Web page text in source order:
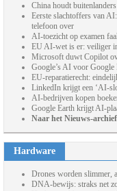
China houdt
Eerste slachtoffers van
telefoon over
AI-toezicht op examen
EU AI-wet is er: veiliger
Microsoft duwt Copilot
Google’s AI voor Google
EU-reparatierecht:
LinkedIn krijgt een ‘AI-
AI-bedrijven kopen
Google Earth krijgt AI-
Naar het Nieuws-
Hardware
Drones worden slimmer,
DNA-bewijs: straks net